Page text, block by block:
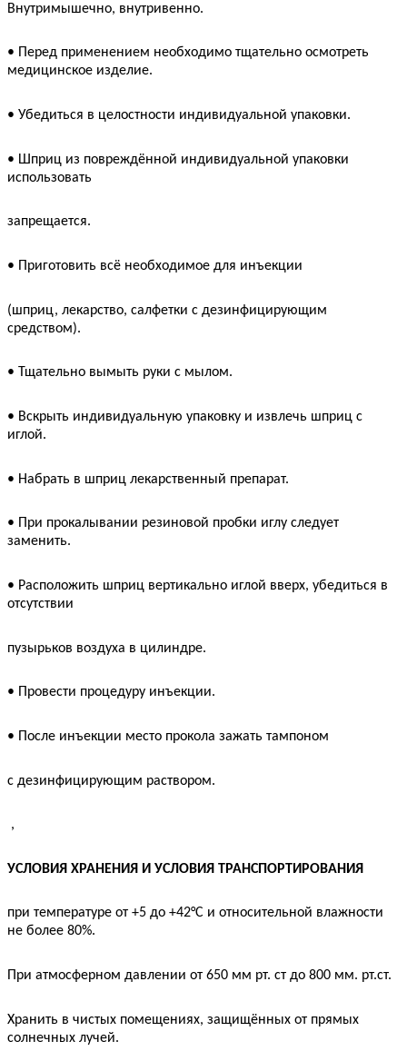
Внутримышечно, внутривенно.
• Перед применением необходимо тщательно осмотреть
медицинское изделие.
• Убедиться в целостности индивидуальной упаковки.
• Шприц из повреждённой индивидуальной упаковки
использовать
запрещается.
• Приготовить всё необходимое для инъекции
(шприц, лекарство, салфетки с дезинфицирующим
средством).
• Тщательно вымыть руки с мылом.
• Вскрыть индивидуальную упаковку и извлечь шприц с
иглой.
• Набрать в шприц лекарственный препарат.
• При прокалывании резиновой пробки иглу следует
заменить.
• Расположить шприц вертикально иглой вверх, убедиться в
отсутствии
пузырьков воздуха в цилиндре.
• Провести процедуру инъекции.
• После инъекции место прокола зажать тампоном
с дезинфицирующим раствором.
,
УСЛОВИЯ ХРАНЕНИЯ И УСЛОВИЯ ТРАНСПОРТИРОВАНИЯ
при температуре от +5 до +42°C и относительной влажности
не более 80%.
При атмосферном давлении от 650 мм рт. ст до 800 мм. рт.ст.
Хранить в чистых помещениях, защищённых от прямых
солнечных лучей.